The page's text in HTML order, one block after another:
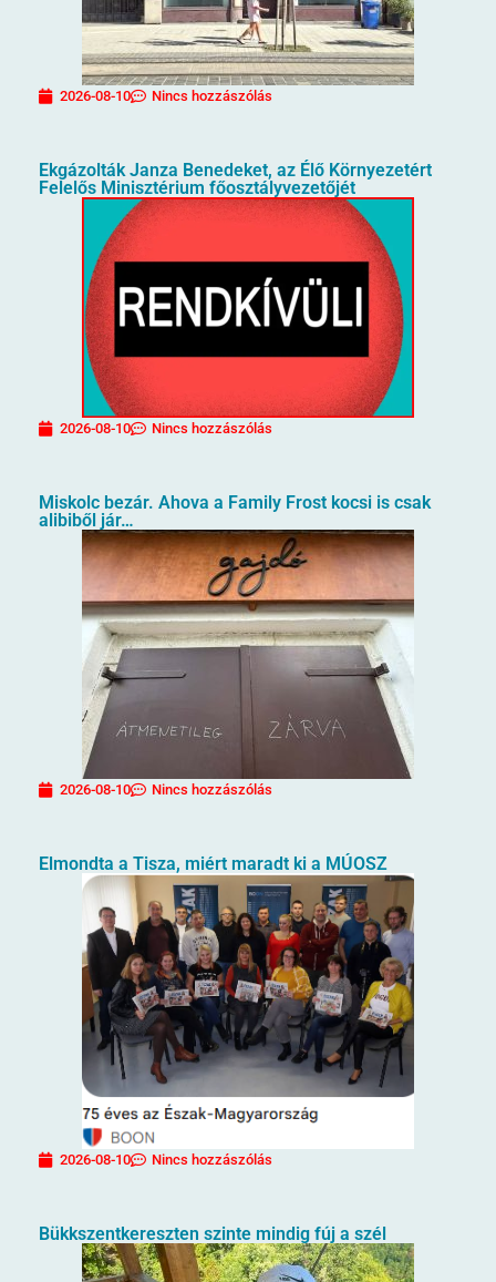
2026-08-10 Nincs hozzászólás
Ekgázolták Janza Benedeket, az Élő Környezetért
Felelős Minisztérium főosztályvezetőjét
2026-08-10 Nincs hozzászólás
Miskolc bezár. Ahova a Family Frost kocsi is csak
alibiből jár…
2026-08-10 Nincs hozzászólás
Elmondta a Tisza, miért maradt ki a MÚOSZ
2026-08-10 Nincs hozzászólás
Bükkszentkereszten szinte mindig fúj a szél